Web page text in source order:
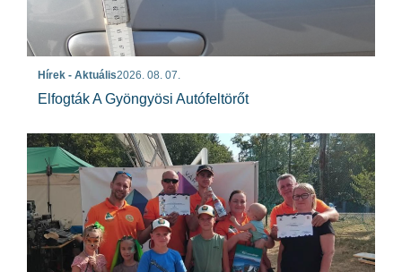
Hírek - Aktuális2026. 08. 07.
Elfogták A Gyöngyösi Autófeltörőt